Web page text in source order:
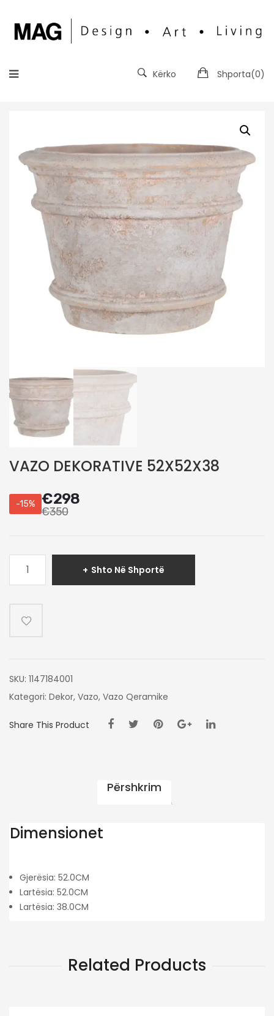
Shporta(0)
Kërko
VAZO DEKORATIVE 52X52X38
-15% €298
€350
VAZO
Shto Në Shportë
SKU: 1147184001
Kategori: Dekor, Vazo, Vazo Qeramike
Share This Product
Përshkrim
Dimensionet
Gjerësia: 52.0CM
Lartësia: 52.0CM
Lartësia: 38.0CM
Related Products